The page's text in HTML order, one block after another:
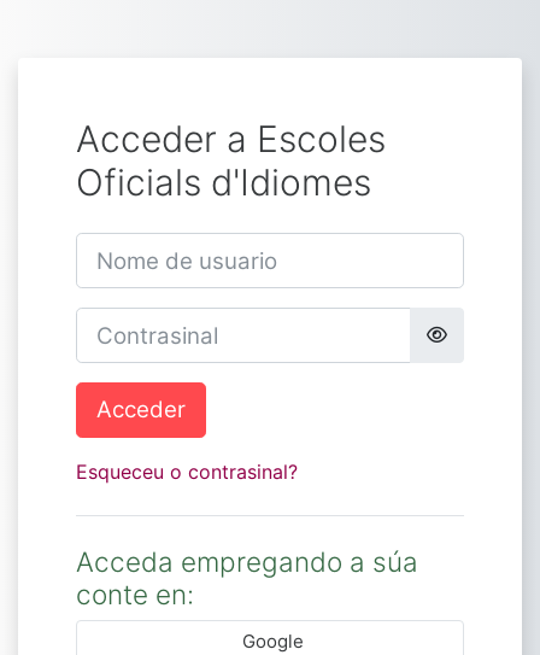
Acceder a Escoles
Oficials d'Idiomes
Nome de usuario
Contrasinal
Acceder
Esqueceu o contrasinal?
Acceda empregando a súa
conte en:
Google